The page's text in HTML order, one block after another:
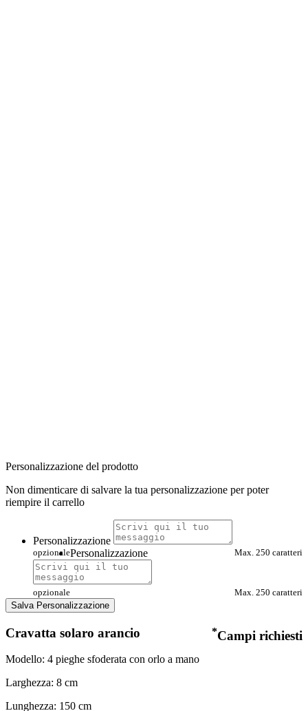
Personalizzazione del prodotto
Non dimenticare di salvare la tua personalizzazione per poter
riempire il carrello
Personalizzazione
opzionale Max. 250 caratteri
Personalizzazione
opzionale
Max. 250 caratteri
Salva Personalizzazione
Cravatta solaro arancio *Campi richiesti
Modello: 4 pieghe sfoderata con orlo a mano
Larghezza: 8 cm
Lunghezza: 150 cm